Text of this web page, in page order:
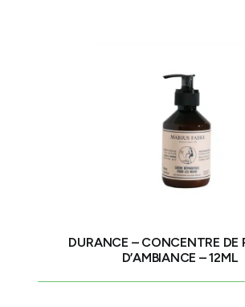
DURANCE – CONCENTRE DE
D’AMBIANCE – 12ML